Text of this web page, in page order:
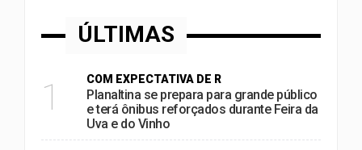
ÚLTIMAS
1 COM EXPECTATIVA DE R
Planaltina se prepara para grande público
e terá ônibus reforçados durante Feira da
Uva e do Vinho